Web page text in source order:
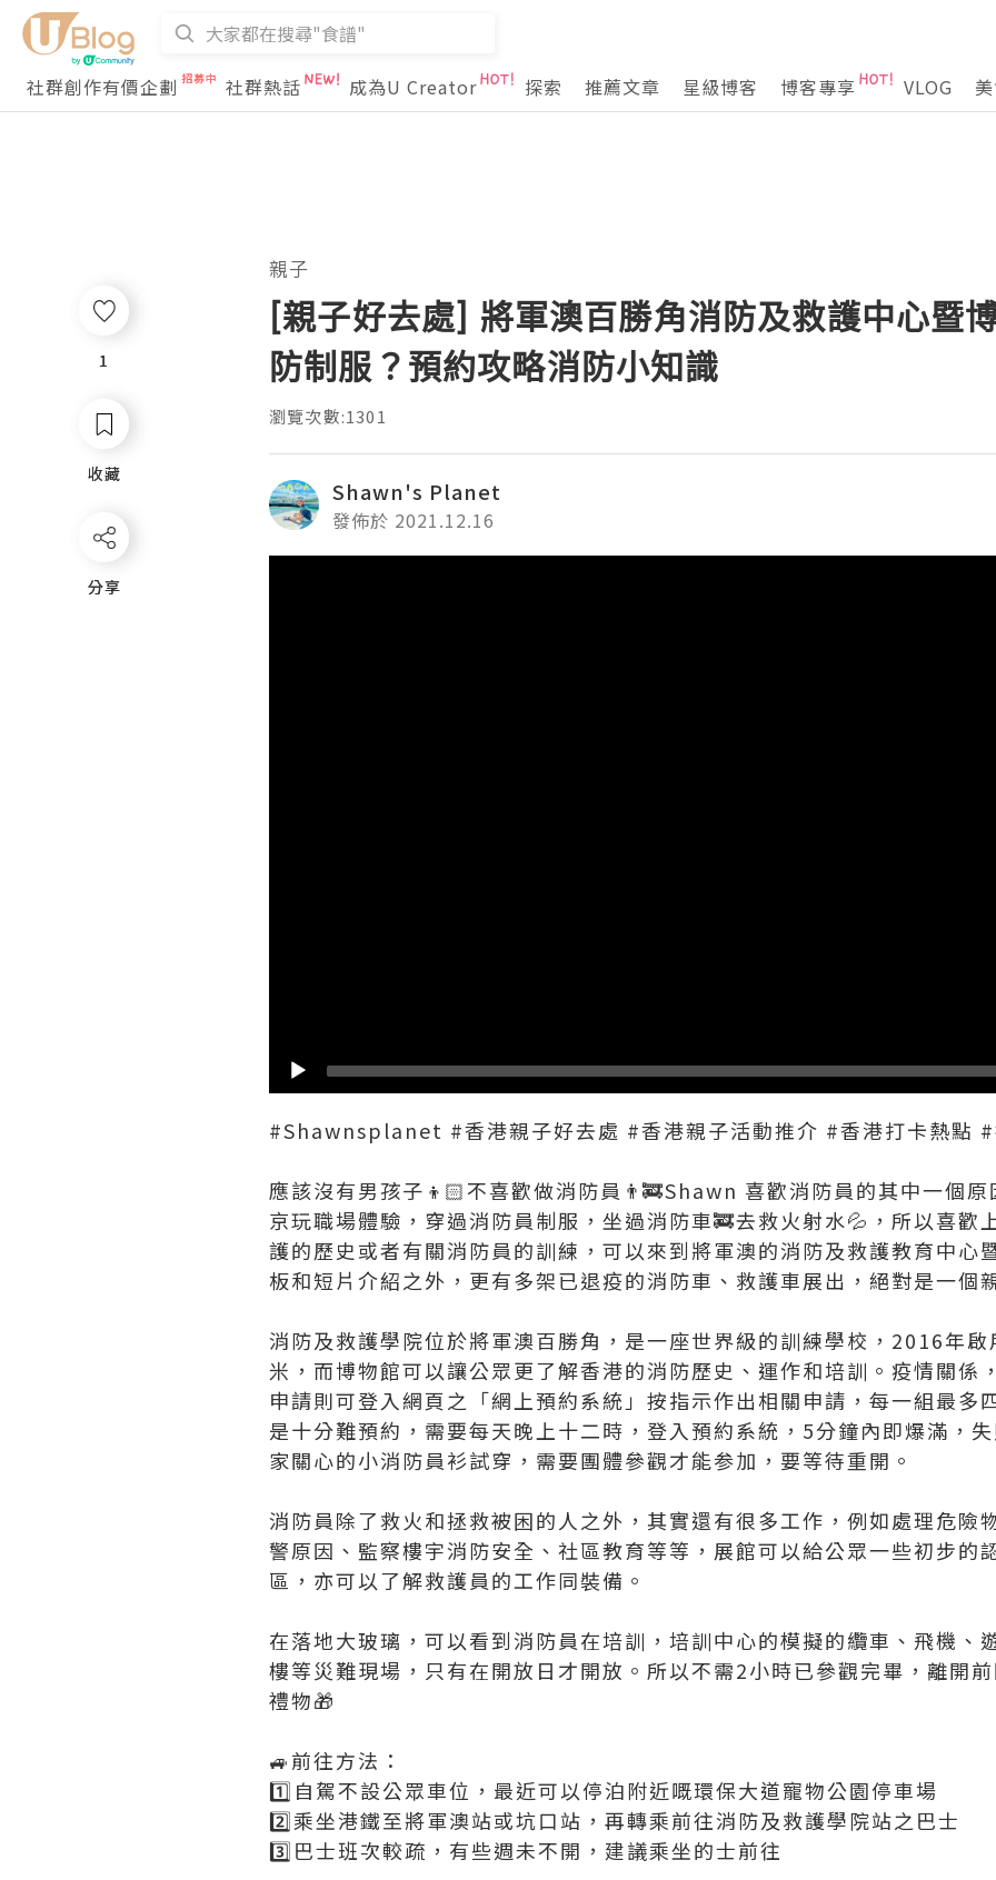
社群創作有價企劃
社群熱話 成為U Creator 探索 推薦文章 星級博客 博客專享 VLOG
1
收藏
分享
親子
[親子好去處] 將軍澳百勝角消防及救護中心暨
防制服？預約攻略消防小知識
瀏覽次數:1301
Shawn's Planet
發佈於 2021.12.16
#Shawnsplanet #香港親子好去處 #香港親子活動推介 #香港打卡熱點
應該沒有男孩子👦🏻不喜歡做消防員👨‍🚒Shawn 喜歡消防員的其中一個
京玩職場體驗，穿過消防員制服，坐過消防車🚒去救火射水💦，所以喜歡
護的歷史或者有關消防員的訓練，可以來到將軍澳的消防及救護教育中心
板和短片介紹之外，更有多架已退疫的消防車、救護車展出，絕對是一個
消防及救護學院位於將軍澳百勝角，是一座世界級的訓練學校，2016年
米，而博物館可以讓公眾更了解香港的消防歷史、運作和培訓。疫情關係
申請則可登入網頁之「網上預約系統」按指示作出相關申請，每一組最多
是十分難預約，需要每天晚上十二時，登入預約系統，5分鐘內即爆滿，
家關心的小消防員衫試穿，需要團體參觀才能参加，要等待重開。
消防員除了救火和拯救被困的人之外，其實還有很多工作，例如處理危險
警原因、監察樓宇消防安全、社區教育等等，展館可以給公眾一些初步的
區，亦可以了解救護員的工作同裝備。
在落地大玻璃，可以看到消防員在培訓，培訓中心的模擬的纜車、飛機、
樓等災難現場，只有在開放日才開放。所以不需2小時已參觀完畢，離開
禮物🎁
🚙前往方法：
1️⃣自駕不設公眾車位，最近可以停泊附近嘅環保大道寵物公園停車場
2️⃣乘坐港鐵至將軍澳站或坑口站，再轉乘前往消防及救護學院站之巴士
3️⃣巴士班次較疏，有些週未不開，建議乘坐的士前往
1
收藏
分享